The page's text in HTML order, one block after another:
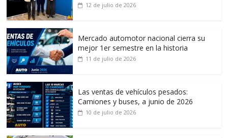
12 de julio de 2026
Mercado automotor nacional cierra su
mejor 1er semestre en la historia
11 de julio de 2026
Las ventas de vehículos pesados:
Camiones y buses, a junio de 2026
10 de julio de 2026